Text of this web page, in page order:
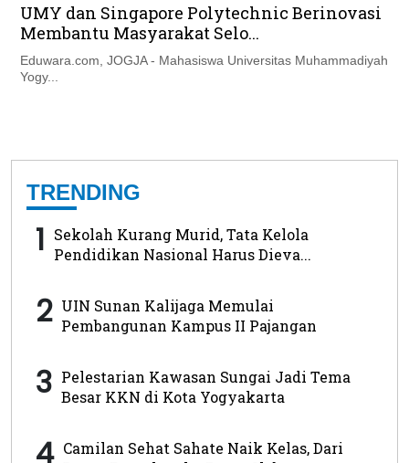
UMY dan Singapore Polytechnic Berinovasi
Membantu Masyarakat Selo...
Eduwara.com, JOGJA - Mahasiswa Universitas Muhammadiyah
Yogy...
TRENDING
1 Sekolah Kurang Murid, Tata Kelola
Pendidikan Nasional Harus Dieva...
2 UIN Sunan Kalijaga Memulai
Pembangunan Kampus II Pajangan
3 Pelestarian Kawasan Sungai Jadi Tema
Besar KKN di Kota Yogyakarta
4 Camilan Sehat Sahate Naik Kelas, Dari